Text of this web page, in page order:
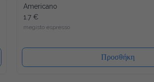
Americano
1.7 €
megisto espresso
Προσθήκη